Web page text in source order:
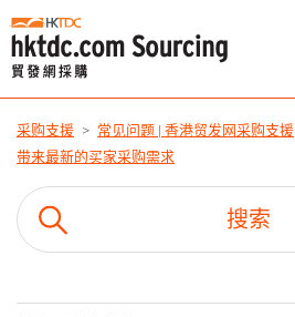
采购支援 常见问题 | 香港贸发网采购支援
带来最新的买家采购需求